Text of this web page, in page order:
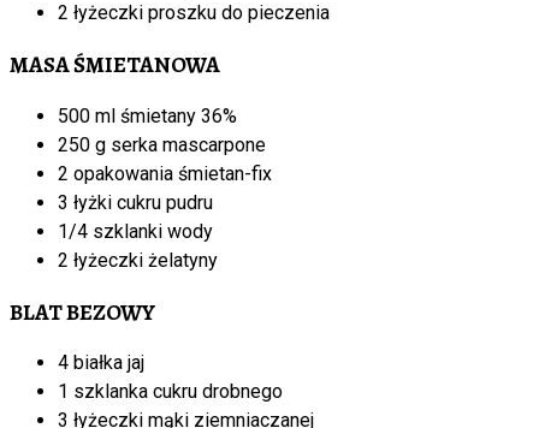
2 łyżeczki proszku do pieczenia
MASA ŚMIETANOWA
500 ml śmietany 36%
250 g serka mascarpone
2 opakowania śmietan-fix
3 łyżki cukru pudru
1/4 szklanki wody
2 łyżeczki żelatyny
BLAT BEZOWY
4 białka jaj
1 szklanka cukru drobnego
3 łyżeczki mąki ziemniaczanej